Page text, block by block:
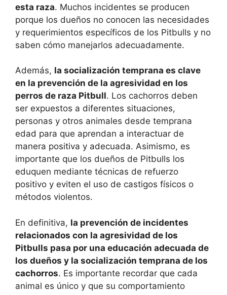
esta raza. Muchos incidentes se producen
porque los dueños no conocen las necesidades
y requerimientos específicos de los Pitbulls y no
saben cómo manejarlos adecuadamente.
Además, la socialización temprana es clave
en la prevención de la agresividad en los
perros de raza Pitbull. Los cachorros deben
ser expuestos a diferentes situaciones,
personas y otros animales desde temprana
edad para que aprendan a interactuar de
manera positiva y adecuada. Asimismo, es
importante que los dueños de Pitbulls los
eduquen mediante técnicas de refuerzo
positivo y eviten el uso de castigos físicos o
métodos violentos.
En definitiva, la prevención de incidentes
relacionados con la agresividad de los
Pitbulls pasa por una educación adecuada de
los dueños y la socialización temprana de los
cachorros. Es importante recordar que cada
animal es único y que su comportamiento